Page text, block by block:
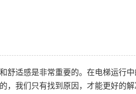
舒适感是非常重要的。在电梯运行
，我们只有找到原因，才能更好的